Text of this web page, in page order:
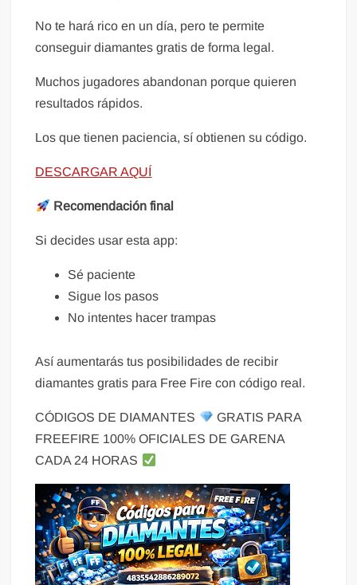
No te hará rico en un día, pero te permite
conseguir diamantes gratis de forma legal.
Muchos jugadores abandonan porque quieren
resultados rápidos.
Los que tienen paciencia, sí obtienen su código.
DESCARGAR AQUÍ
Recomendación final
Si decides usar esta app:
Sé paciente
Sigue los pasos
No intentes hacer trampas
Así aumentarás tus posibilidades de recibir
diamantes gratis para Free Fire con código real.
CÓDIGOS DE DIAMANTES
GRATIS PARA
FREEFIRE 100% OFICIALES DE GARENA
CADA 24 HORAS